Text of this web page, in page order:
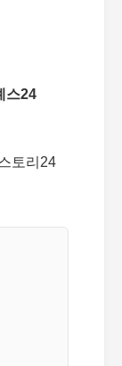
스24
토리24